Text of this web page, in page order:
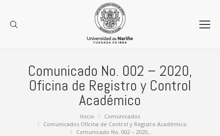
Comunicado No. 002 – 2020,
Oficina de Registro y Control
Académico
Inicio
Comunicados
Comunicados Oficina de Control y Registro Académico
Comunicado No. 002 – 2020,…